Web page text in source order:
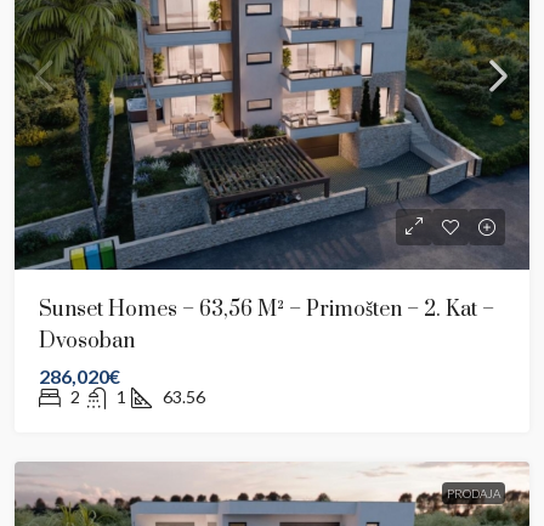
Sunset Homes – 63,56 M² – Primošten – 2. Kat –
Dvosoban
286,020€
2 1 63.56
PRODAJA